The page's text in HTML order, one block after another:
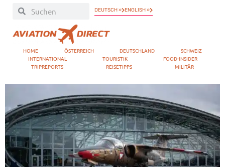
DEUTSCH » ENGLISH »
HOME ÖSTERREICH DEUTSCHLAND
SCHWEIZ
INTERNATIONAL
TOURISTIK
FOOD-INSIDER
TRIPREPORTS
REISETIPPS MILITÄR